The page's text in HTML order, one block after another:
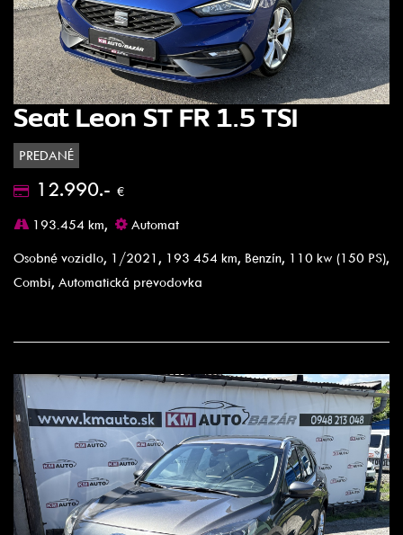
Seat Leon ST FR 1.5 TSI
PREDANÉ
12.990.- €
193.454 km,
Automat
Osobné vozidlo, 1/2021, 193 454 km, Benzín, 110 kw (150 PS),
Combi, Automatická prevodovka